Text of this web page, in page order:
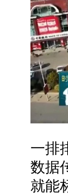
一排
数据
就能